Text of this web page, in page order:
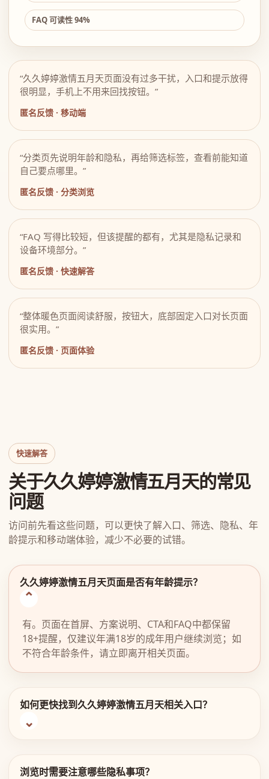
FAQ 可读性 94%
“久久婷婷激情五月天页面没有过多干扰，入口和提示放得
很明显，手机上不用来回找按钮。”
匿名反馈 · 移动端
“分类页先说明年龄和隐私，再给筛选标签，查看前能知道
自己要点哪里。”
匿名反馈 · 分类浏览
“FAQ 写得比较短，但该提醒的都有，尤其是隐私记录和
设备环境部分。”
匿名反馈 · 快速解答
“整体暖色页面阅读舒服，按钮大，底部固定入口对长页面
很实用。”
匿名反馈 · 页面体验
快速解答
关于久久婷婷激情五月天的常见
问题
访问前先看这些问题，可以更快了解入口、筛选、隐私、年
龄提示和移动端体验，减少不必要的试错。
久久婷婷激情五月天页面是否有年龄提示？
有。页面在首屏、方案说明、CTA和FAQ中都保留
18+提醒，仅建议年满18岁的成年用户继续浏览；如
不符合年龄条件，请立即离开相关页面。
如何更快找到久久婷婷激情五月天相关入口？
浏览时需要注意哪些隐私事项？